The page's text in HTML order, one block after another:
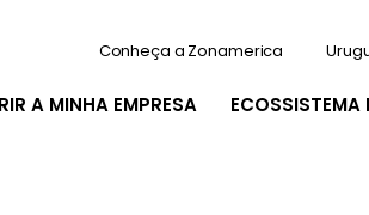
A MINHA EMPRESA ECOSSISTEMA
Conheça a Zonamerica